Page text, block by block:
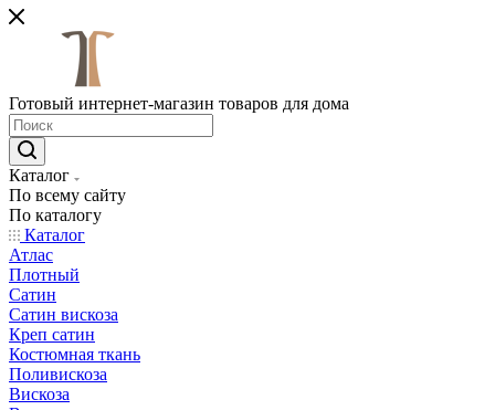
Готовый интернет-магазин товаров для дома
Каталог
По всему сайту
По каталогу
Каталог
Атлас
Плотный
Сатин
Сатин вискоза
Креп сатин
Костюмная ткань
Поливискоза
Вискоза